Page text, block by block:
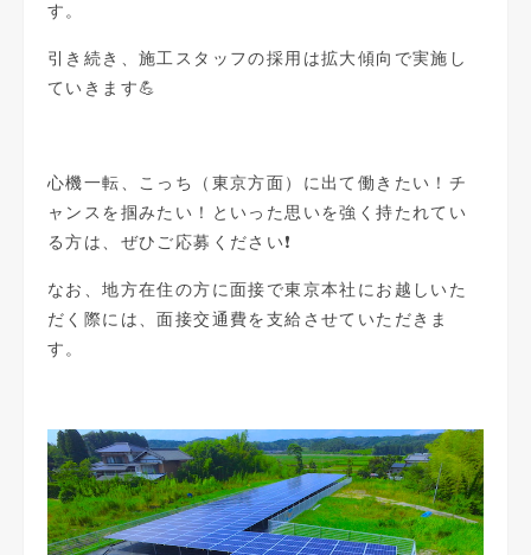
す。
引き続き、施工スタッフの採用は拡大傾向で実施し
ていきます💪
心機一転、こっち（東京方面）に出て働きたい！チ
ャンスを掴みたい！
といった思いを強く持たれてい
る方は、ぜひご応募ください❗️
なお、地方在住の方に面接で東京本社にお越しいた
だく際には、面接交通費を支給させていただきま
す。